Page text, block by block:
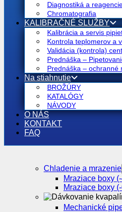
Diagnostiká a
Chromatografia
KALIBRAČNÉ SLUŽBY
Kalibrácia a servis
Kontrola teplomerov a
Validácia (kontrola)
Prednáška –
Prednáška – ochranné
Na stiahnutie
BROŽÚRY
KATALÓGY
NÁVODY
O NÁS
KONTAKT
FAQ
Chladenie a mrazenie
Mraziace boxy
Mraziace boxy
Mechanické